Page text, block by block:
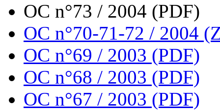
OC n°73 / 2004 (PDF)
OC n°70-71-72 / 2004
OC n°69 / 2003 (PDF)
OC n°68 / 2003 (PDF)
OC n°67 / 2003 (PDF)